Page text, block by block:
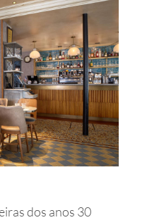
dos anos 30